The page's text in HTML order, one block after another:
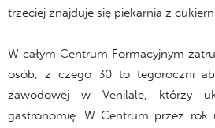
trzeciej znajduje się piekarnia z
W całym Centrum Formacyjnym
osób, z czego 30 to tegoroczni
zawodowej w Venilale, którzy
gastronomię. W Centrum przez rok